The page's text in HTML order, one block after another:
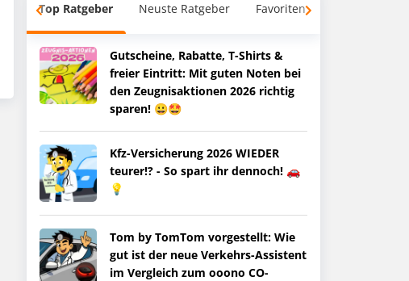
Top Ratgeber Neuste Ratgeber Favoriten
Gutscheine, Rabatte, T-Shirts &
freier Eintritt: Mit guten Noten bei
den Zeugnisaktionen 2026 richtig
sparen! 😀🤩
Kfz-Versicherung 2026 WIEDER
teurer!? - So spart ihr dennoch! 🚗
💡
Tom by TomTom vorgestellt: Wie
gut ist der neue Verkehrs-Assistent
im Vergleich zum ooono CO-